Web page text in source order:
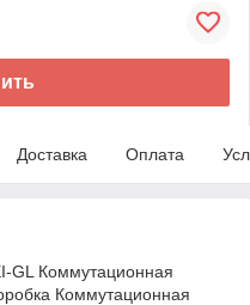
Доставка Оплата
GL Коммутационная
Коммутационная